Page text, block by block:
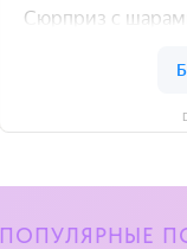
ПОПУЛЯРНЫЕ